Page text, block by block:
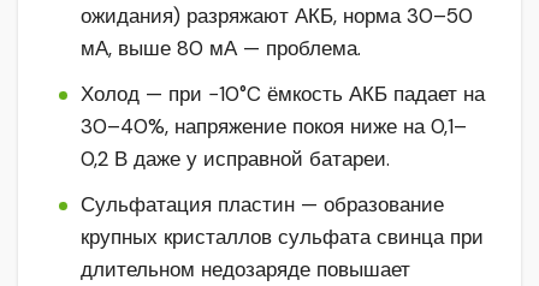
ожидания) разряжают АКБ, норма 30–50
мА, выше 80 мА — проблема.
Холод — при −10°C ёмкость АКБ падает на
30–40%, напряжение покоя ниже на 0,1–
0,2 В даже у исправной батареи.
Сульфатация пластин — образование
крупных кристаллов сульфата свинца при
длительном недозаряде повышает